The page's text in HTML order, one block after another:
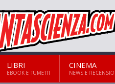
LIBRI
EBOOK E FUMETTI
CINEMA
NEWS E